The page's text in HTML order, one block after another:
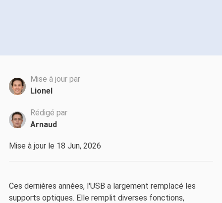
Mise à jour par
Lionel
Rédigé par
Arnaud
Mise à jour le 18 Jun, 2026
Ces dernières années, l'USB a largement remplacé les
supports optiques. Elle remplit diverses fonctions,